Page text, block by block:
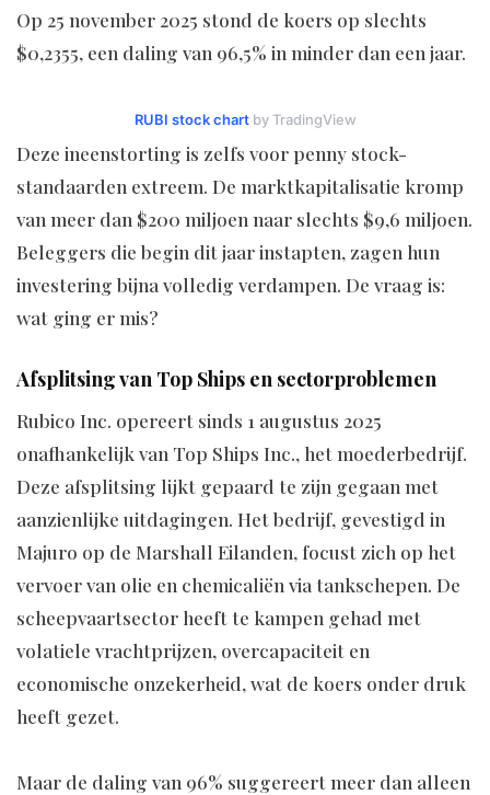
Op 25 november 2025 stond de koers op slechts
$0,2355, een daling van 96,5% in minder dan een jaar.
RUBI stock chartby TradingView
Deze ineenstorting is zelfs voor penny stock-
standaarden extreem. De marktkapitalisatie kromp
van meer dan $200 miljoen naar slechts $9,6 miljoen.
Beleggers die begin dit jaar instapten, zagen hun
investering bijna volledig verdampen. De vraag is:
wat ging er mis?
Afsplitsing van Top Ships en sectorproblemen
Rubico Inc. opereert sinds 1 augustus 2025
onafhankelijk van Top Ships Inc., het moederbedrijf.
Deze afsplitsing lijkt gepaard te zijn gegaan met
aanzienlijke uitdagingen. Het bedrijf, gevestigd in
Majuro op de Marshall Eilanden, focust zich op het
vervoer van olie en chemicaliën via tankschepen. De
scheepvaartsector heeft te kampen gehad met
volatiele vrachtprijzen, overcapaciteit en
economische onzekerheid, wat de koers onder druk
heeft gezet.
Maar de daling van 96% suggereert meer dan alleen